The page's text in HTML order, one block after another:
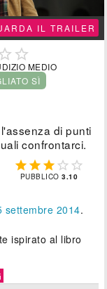
IL TRAILER

MEDIO
SÌ
di punti
confrontarci.
    
PUBBLICO3.10
settembre 2014.
ispirato al libro